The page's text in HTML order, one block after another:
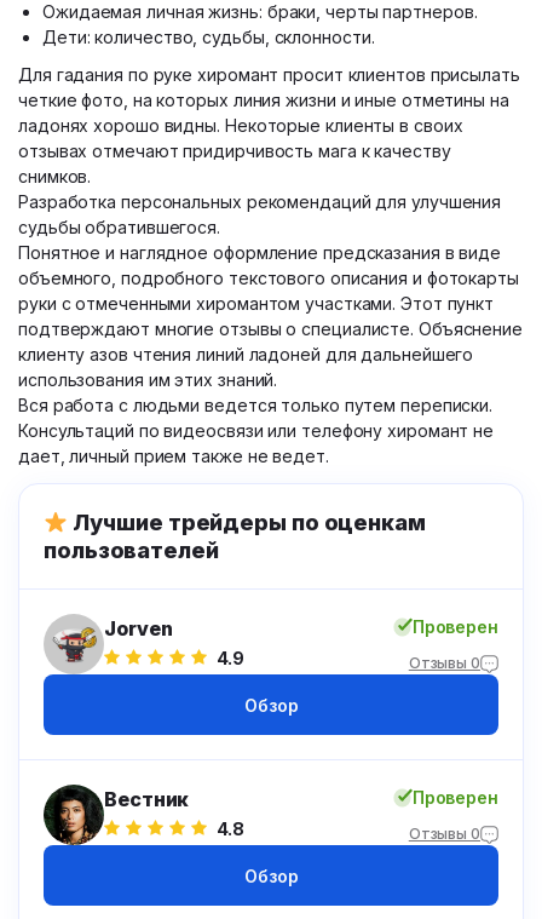
Ожидаемая личная жизнь: браки, черты партнеров.
Дети: количество, судьбы, склонности.
Для гадания по руке хиромант просит клиентов присылать
четкие фото, на которых линия жизни и иные отметины на
ладонях хорошо видны. Некоторые клиенты в своих
отзывах отмечают придирчивость мага к качеству
снимков.
Разработка персональных рекомендаций для улучшения
судьбы обратившегося.
Понятное и наглядное оформление предсказания в виде
объемного, подробного текстового описания и фотокарты
руки с отмеченными хиромантом участками. Этот пункт
подтверждают многие отзывы о специалисте. Объяснение
клиенту азов чтения линий ладоней для дальнейшего
использования им этих знаний.
Вся работа с людьми ведется только путем переписки.
Консультаций по видеосвязи или телефону хиромант не
дает, личный прием также не ведет.
Лучшие трейдеры по оценкам
пользователей
Jorven
4.9
Проверен
Отзывы 0
Обзор
Вестник
4.8
Проверен
Отзывы 0
Обзор